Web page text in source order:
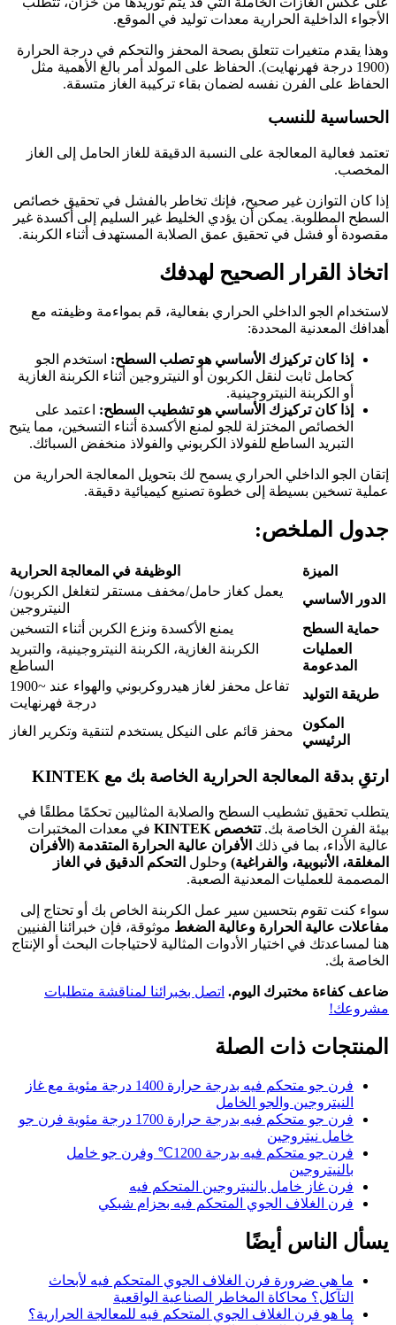
الأجواء الداخلية الحرارية معدات توليد في الموقع.
وهذا يقدم متغيرات تتعلق بصحة المحفز والتحكم في درجة الحرارة
(1900 درجة فهرنهايت). الحفاظ على المولد أمر بالغ الأهمية مثل
الحفاظ على الفرن نفسه لضمان بقاء تركيبة الغاز متسقة.
الحساسية للنسب
تعتمد فعالية المعالجة على النسبة الدقيقة للغاز الحامل إلى الغاز
المخصب.
إذا كان التوازن غير صحيح، فإنك تخاطر بالفشل في تحقيق خصائص
السطح المطلوبة. يمكن أن يؤدي الخليط غير السليم إلى أكسدة غير
مقصودة أو فشل في تحقيق عمق الصلابة المستهدف أثناء الكربنة.
اتخاذ القرار الصحيح لهدفك
لاستخدام الجو الداخلي الحراري بفعالية، قم بمواءمة وظيفته مع
أهدافك المعدنية المحددة:
إذا كان تركيزك الأساسي هو تصلب السطح: استخدم الجو
كحامل ثابت لنقل الكربون أو النيتروجين أثناء الكربنة الغازية
أو الكربنة النيتروجينية.
إذا كان تركيزك الأساسي هو تشطيب السطح: اعتمد على
الخصائص المختزلة للجو لمنع الأكسدة أثناء التسخين، مما يتيح
التبريد الساطع للفولاذ الكربوني والفولاذ منخفض السبائك.
إتقان الجو الداخلي الحراري يسمح لك بتحويل المعالجة الحرارية من
عملية تسخين بسيطة إلى خطوة تصنيع كيميائية دقيقة.
جدول الملخص:
الميزة
الوظيفة في المعالجة الحرارية
الدور الأساسي
يعمل كغاز حامل/مخفف مستقر لتغلغل الكربون/
النيتروجين
حماية السطح
يمنع الأكسدة ونزع الكربن أثناء التسخين
العمليات
المدعومة
الكربنة الغازية، الكربنة النيتروجينية، والتبريد
الساطع
طريقة التوليد
تفاعل محفز لغاز هيدروكربوني والهواء عند ~1900
درجة فهرنهايت
المكون
الرئيسي
محفز قائم على النيكل يستخدم لتنقية وتكرير الغاز
ارتقِ بدقة المعالجة الحرارية الخاصة بك مع KINTEK
يتطلب تحقيق تشطيب السطح والصلابة المثاليين تحكمًا مطلقًا في
بيئة الفرن الخاصة بك.تتخصص KINTEK
في معدات المختبرات
عالية الأداء، بما في ذلك الأفران عالية الحرارة المتقدمة (الأفران
المغلقة، الأنبوبية، والفراغية) وحلول التحكم الدقيق في الغاز
المصممة للعمليات المعدنية الصعبة.
سواء كنت تقوم بتحسين سير عمل الكربنة الخاص بك أو تحتاج إلى
مفاعلات عالية الحرارة وعالية الضغط موثوقة، فإن خبرائنا الفنيين
هنا لمساعدتك في اختيار الأدوات المثالية لاحتياجات البحث أو الإنتاج
الخاصة بك.
ضاعف كفاءة مختبرك اليوم. اتصل بخبرائنا لمناقشة متطلبات
مشروعك!
المنتجات ذات الصلة
فرن جو متحكم فيه بدرجة حرارة 1400 درجة مئوية مع غاز
النيتروجين والجو الخامل
فرن جو متحكم فيه بدرجة حرارة 1700 درجة مئوية فرن جو
خامل نيتروجين
فرن جو متحكم فيه بدرجة 1200℃ وفرن جو خامل
بالنيتروجين
فرن غاز خامل بالنيتروجين المتحكم فيه
فرن الغلاف الجوي المتحكم فيه بحزام شبكي
يسأل الناس أيضًا
ما هي ضرورة فرن الغلاف الجوي المتحكم فيه لأبحاث
التآكل؟ محاكاة المخاطر الصناعية الواقعية
ما هو فرن الغلاف الجوي المتحكم فيه للمعالجة الحرارية؟